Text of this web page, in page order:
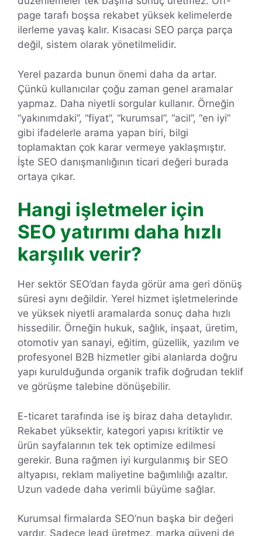
page tarafı boşsa rekabet yüksek kelimelerde
ilerleme yavaş kalır. Kısacası SEO parça parça
değil, sistem olarak yönetilmelidir.
Yerel pazarda bunun önemi daha da artar.
Çünkü kullanıcılar çoğu zaman genel aramalar
yapmaz. Daha niyetli sorgular kullanır. Örneğin
“yakınımdaki”, “fiyat”, “kurumsal”, “acil”, “en iyi”
gibi ifadelerle arama yapan biri, bilgi
toplamaktan çok karar vermeye yaklaşmıştır.
İşte SEO danışmanlığının ticari değeri burada
ortaya çıkar.
Hangi işletmeler için
SEO yatırımı daha hızlı
karşılık verir?
Her sektör SEO’dan fayda görür ama geri dönüş
süresi aynı değildir. Yerel hizmet işletmelerinde
ve yüksek niyetli aramalarda sonuç daha hızlı
hissedilir. Örneğin hukuk, sağlık, inşaat, üretim,
otomotiv yan sanayi, eğitim, güzellik, yazılım ve
profesyonel B2B hizmetler gibi alanlarda doğru
yapı kurulduğunda organik trafik doğrudan teklif
ve görüşme talebine dönüşebilir.
E-ticaret tarafında ise iş biraz daha detaylıdır.
Rekabet yüksektir, kategori yapısı kritiktir ve
ürün sayfalarının tek tek optimize edilmesi
gerekir. Buna rağmen iyi kurgulanmış bir SEO
altyapısı, reklam maliyetine bağımlılığı azaltır.
Uzun vadede daha verimli büyüme sağlar.
Kurumsal firmalarda SEO’nun başka bir değeri
vardır. Sadece lead üretmez, marka güveni de